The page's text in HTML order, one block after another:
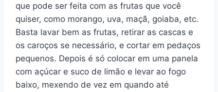
que pode ser feita com as frutas que você
quiser, como morango, uva, maçã, goiaba, etc.
Basta lavar bem as frutas, retirar as cascas e
os caroços se necessário, e cortar em pedaços
pequenos. Depois é só colocar em uma panela
com açúcar e suco de limão e levar ao fogo
baixo, mexendo de vez em quando até